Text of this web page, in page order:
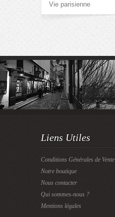
Vie parisienne
Liens Utiles
Conditions Générales de Vente
Notre boutique
Nous contacter
Qui sommes-nous ?
Mentions légales